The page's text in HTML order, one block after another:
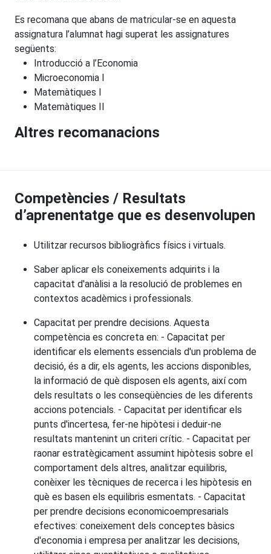
Es recomana que abans de matricular-se en aquesta
assignatura l’alumnat hagi superat les assignatures
següents:
Introducció a l’Economia
Microeconomia I
Matemàtiques I
Matemàtiques II
Altres recomanacions
Competències / Resultats
d’aprenentatge que es desenvolupen
Utilitzar recursos bibliogràfics físics i virtuals.
Saber aplicar els coneixements adquirits i la
capacitat d'anàlisi a la resolució de problemes en
contextos acadèmics i professionals.
Capacitat per prendre decisions. Aquesta
competència es concreta en: - Capacitat per
identificar els elements essencials d'un problema de
decisió, és a dir, els agents, les accions disponibles,
la informació de què disposen els agents, així com
dels resultats o les conseqüències de les diferents
accions potencials. - Capacitat per identificar els
punts d'incertesa, fer-ne hipòtesi i deduir-ne
resultats mantenint un criteri crític. - Capacitat per
raonar estratègicament assumint hipòtesis sobre el
comportament dels altres, analitzar equilibris,
conèixer les tècniques de recerca i les hipòtesis en
què es basen els equilibris esmentats. - Capacitat
per prendre decisions economicoempresarials
efectives: coneixement dels conceptes bàsics
d'economia i empresa per analitzar les decisions,